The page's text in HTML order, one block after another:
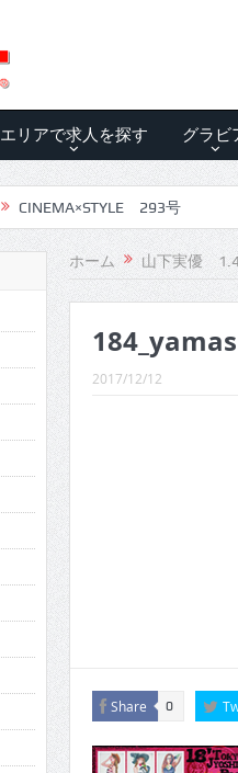
エリアで求人を探す グラビ
CINEMA×STYLE 293号
CINEMA×STYLE 292号
CINEMA×STYLE 291号
CINEMA×STYLE 290号
CINEMA×STYLE 289号
CINEMA×STYLE 288号
CINEMA×STYLE 286号
CINEMA×STYLE 285号
CINEMA×STYLE 294号
ホーム 山下実優 1.4
2017/12/12
Share 0